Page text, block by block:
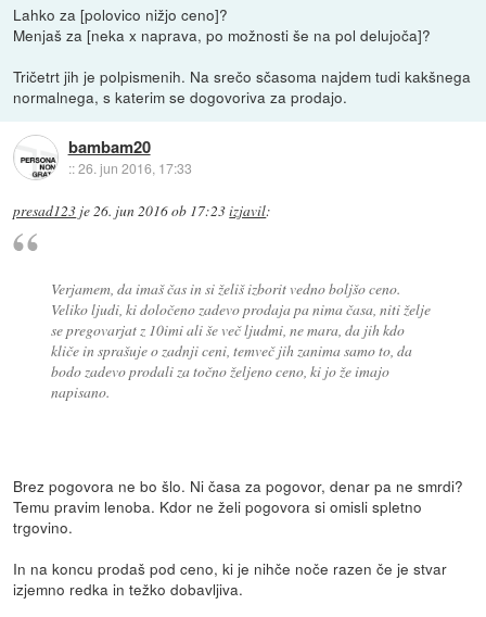
Lahko za [polovico nižjo ceno]?
Menjaš za [neka x naprava, po možnosti še na pol delujoča]?
Tričetrt jih je polpismenih. Na srečo sčasoma najdem tudi kakšnega
normalnega, s katerim se dogovoriva za prodajo.
bambam20
::26. jun 2016, 17:33
presad123 je26. jun 2016 ob 17:23izjavil:
Verjamem, da imaš čas in si želiš izborit vedno boljšo ceno.
Veliko ljudi, ki določeno zadevo prodaja pa nima časa, niti želje
se pregovarjat z 10imi ali še več ljudmi, ne mara, da jih kdo
kliče in sprašuje o zadnji ceni, temveč jih zanima samo to, da
bodo zadevo prodali za točno željeno ceno, ki jo že imajo
napisano.
Brez pogovora ne bo šlo. Ni časa za pogovor, denar pa ne smrdi?
Temu pravim lenoba. Kdor ne želi pogovora si omisli spletno
trgovino.
In na koncu prodaš pod ceno, ki je nihče noče razen če je stvar
izjemno redka in težko dobavljiva.